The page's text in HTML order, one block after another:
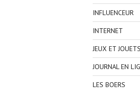
INFLUENCEUR
INTERNET
JEUX ET JOUETS
JOURNAL EN
LES BOERS